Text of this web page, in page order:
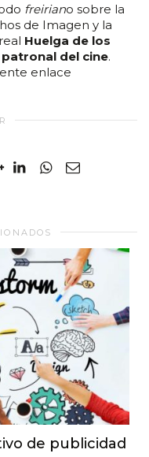
freiriano sobre la
de Imagen y la
Huelga de los
del cine.
enlace
de publicidad